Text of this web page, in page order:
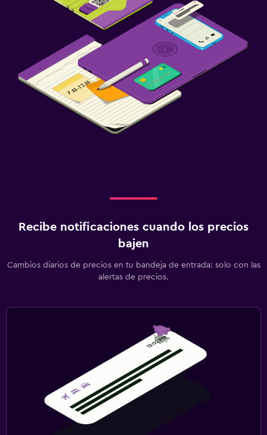
Recibe notificaciones cuando los precios
bajen
Cambios diarios de precios en tu bandeja de entrada: solo con las
alertas de precios.